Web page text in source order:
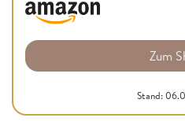
Zum
Stand: